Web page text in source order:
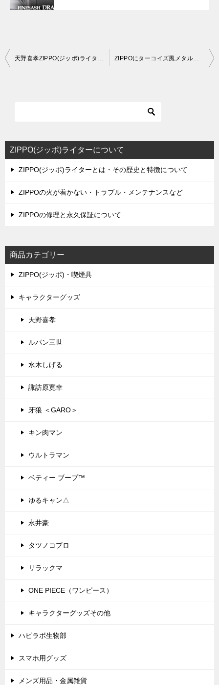
投
シ
ョ
天野喜孝ZIPPO(ジッポ)ライター 葵の上 – 源氏物語発売！ファン必見の逸品です！ ZIPPOにターコイズ風メタルが映える、ネイティブアメリカンデザインのライター
ZIPPO(ジッポ)ライターについて
ZIPPO(ジッポ)ライターとは・その歴史と特徴について
ZIPPOの火が着かない・トラブル・メンテナンスなど
ZIPPOの修理と永久保証について
商品カテゴリー
ZIPPO(ジッポ)・喫煙具
キャラクターグッズ
天野喜孝
ルパン三世
水木しげる
諏訪原寛幸
牙狼 ＜GARO＞
キン肉マン
ウルトラマン
ベティー ブープ™
ゆるキャン△
永井豪
タツノコプロ
リラックマ
ONE PIECE（ワンピース）
キャラクターグッズその他
ハピラボ生物部
スマホ用グッズ
メンズ用品・金属雑貨